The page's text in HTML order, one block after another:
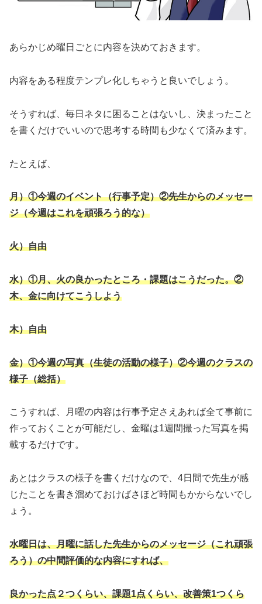
あらかじめ曜日ごとに内容を決めておきます。
内容をある程度テンプレ化しちゃうと良いでしょう。
そうすれば、毎日ネタに困ることはないし、決まったこと
を書くだけでいいので思考する時間も少なくて済みます。
たとえば、
月）①今週のイベント（行事予定）②先生からのメッセー
ジ（今週はこれを頑張ろう的な）
火）自由
水）①月、火の良かったところ・課題はこうだった。②
木、金に向けてこうしよう
木）自由
金）①今週の写真（生徒の活動の様子）②今週のクラスの
様子（総括）
こうすれば、月曜の内容は行事予定さえあれば全て事前に
作っておくことが可能だし、金曜は1週間撮った写真を掲
載するだけです。
あとはクラスの様子を書くだけなので、4日間で先生が感
じたことを書き溜めておけばさほど時間もかからないでし
ょう。
水曜日は、月曜に話した先生からのメッセージ（これ頑張
ろう）の中間評価的な内容にすれば、
良かった点２つくらい、課題1点くらい、改善策1つくら